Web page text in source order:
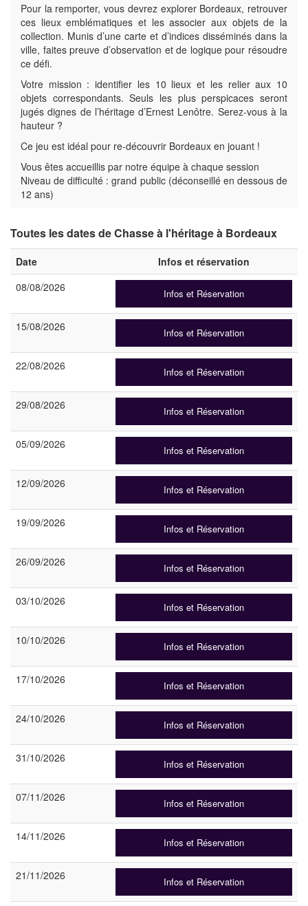
Pour la remporter, vous devrez explorer Bordeaux, retrouver
ces lieux emblématiques et les associer aux objets de la
collection. Munis d’une carte et d’indices disséminés dans la
ville, faites preuve d’observation et de logique pour résoudre
ce défi.
Votre mission : identifier les 10 lieux et les relier aux 10
objets correspondants. Seuls les plus perspicaces seront
jugés dignes de l’héritage d’Ernest Lenôtre. Serez-vous à la
hauteur ?
Ce jeu est idéal pour re-découvrir Bordeaux en jouant !
Vous êtes accueillis par notre équipe à chaque session
Niveau de difficulté : grand public (déconseillé en dessous de
12 ans)
Toutes les dates de Chasse à l'héritage à Bordeaux
Date
Infos et réservation
08/08/2026
Infos et Réservation
15/08/2026 Infos et Réservation
22/08/2026 Infos et Réservation
29/08/2026 Infos et Réservation
05/09/2026 Infos et Réservation
12/09/2026 Infos et Réservation
19/09/2026 Infos et Réservation
26/09/2026 Infos et Réservation
03/10/2026 Infos et Réservation
10/10/2026 Infos et Réservation
17/10/2026 Infos et Réservation
24/10/2026 Infos et Réservation
31/10/2026 Infos et Réservation
07/11/2026 Infos et Réservation
14/11/2026 Infos et Réservation
21/11/2026 Infos et Réservation